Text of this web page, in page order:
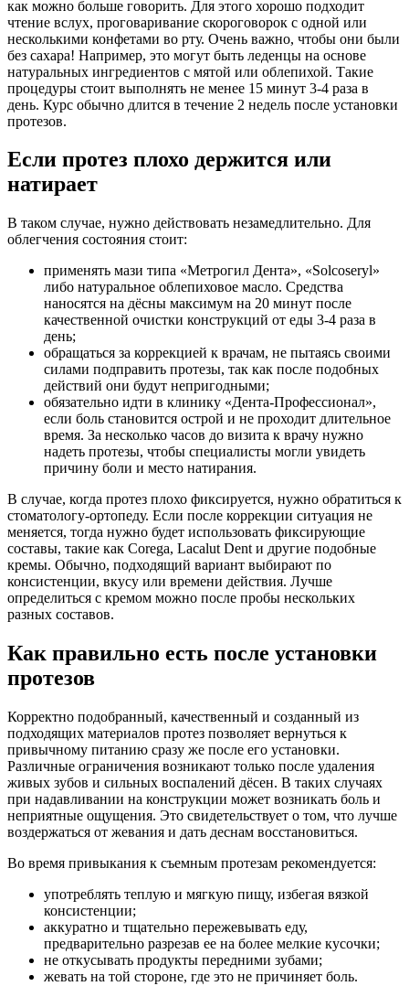
как можно больше говорить. Для этого хорошо подходит
чтение вслух, проговаривание скороговорок с одной или
несколькими конфетами во рту. Очень важно, чтобы они были
без сахара! Например, это могут быть леденцы на основе
натуральных ингредиентов с мятой или облепихой. Такие
процедуры стоит выполнять не менее 15 минут 3-4 раза в
день. Курс обычно длится в течение 2 недель после установки
протезов.
Если протез плохо держится или
натирает
В таком случае, нужно действовать незамедлительно. Для
облегчения состояния стоит:
применять мази типа «Метрогил Дента», «Solcoseryl»
либо натуральное облепиховое масло. Средства
наносятся на дёсны максимум на 20 минут после
качественной очистки конструкций от еды 3-4 раза в
день;
обращаться за коррекцией к врачам, не пытаясь своими
силами подправить протезы, так как после подобных
действий они будут непригодными;
обязательно идти в клинику «Дента-Профессионал»,
если боль становится острой и не проходит длительное
время. За несколько часов до визита к врачу нужно
надеть протезы, чтобы специалисты могли увидеть
причину боли и место натирания.
В случае, когда протез плохо фиксируется, нужно обратиться к
стоматологу-ортопеду. Если после коррекции ситуация не
меняется, тогда нужно будет использовать фиксирующие
составы, такие как Corega, Lacalut Dent и другие подобные
кремы. Обычно, подходящий вариант выбирают по
консистенции, вкусу или времени действия. Лучше
определиться с кремом можно после пробы нескольких
разных составов.
Как правильно есть после установки
протезов
Корректно подобранный, качественный и созданный из
подходящих материалов протез позволяет вернуться к
привычному питанию сразу же после его установки.
Различные ограничения возникают только после удаления
живых зубов и сильных воспалений дёсен. В таких случаях
при надавливании на конструкции может возникать боль и
неприятные ощущения. Это свидетельствует о том, что лучше
воздержаться от жевания и дать деснам восстановиться.
Во время привыкания к съемным протезам рекомендуется:
употреблять теплую и мягкую пищу, избегая вязкой
консистенции;
аккуратно и тщательно пережевывать еду,
предварительно разрезав ее на более мелкие кусочки;
не откусывать продукты передними зубами;
жевать на той стороне, где это не причиняет боль.